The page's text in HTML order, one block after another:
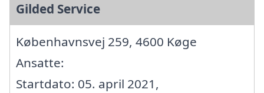
Gilded Service
Københavnsvej 259, 4600 Køge
Ansatte:
Startdato: 05. april 2021,